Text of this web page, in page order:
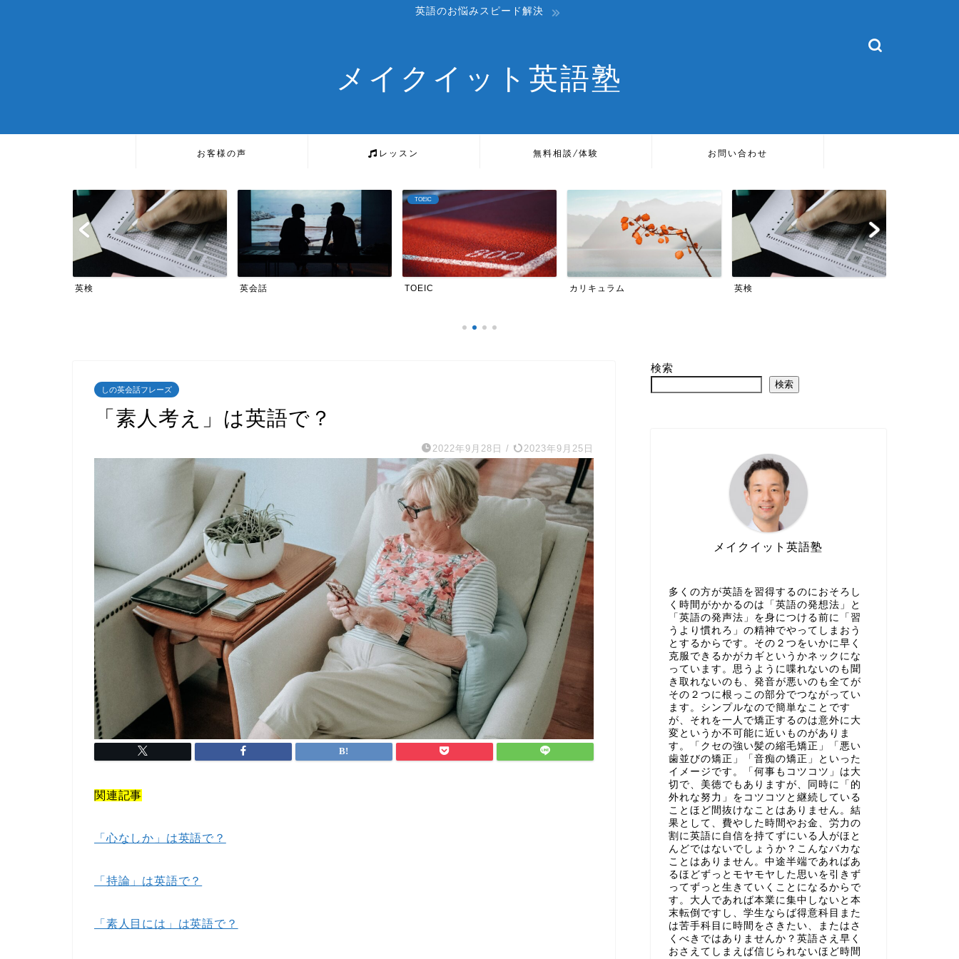
英語のお悩みスピード解決
メイクイット英語塾
お客様の声 レッスン 無料相談/体験 お問い合わせ
英会話 TOEIC カリキュラム 英検 英会話
しの英会話フレーズ
「素人考え」は英語で？
2022年9月28日 / 2023年9月25日
関連記事
「心なしか」は英語で？
「持論」は英語で？
「素人目には」は英語で？
検索
検索
メイクイット英語塾
多くの方が英語を習得するのにおそろし
く時間がかかるのは「英語の発想法」と
「英語の発声法」を身につける前に「習
うより慣れろ」の精神でやってしまおう
とするからです。その２つをいかに早く
克服できるかがカギというかネックにな
っています。思うように喋れないのも聞
き取れないのも、発音が悪いのも全てが
その２つに根っこの部分でつながってい
ます。シンプルなので簡単なことです
が、それを一人で矯正するのは意外に大
変というか不可能に近いものがありま
す。「クセの強い髪の縮毛矯正」「悪い
歯並びの矯正」「音痴の矯正」といった
イメージです。「何事もコツコツ」は大
切で、美徳でもありますが、同時に「的
外れな努力」をコツコツと継続している
ことほど間抜けなことはありません。結
果として、費やした時間やお金、労力の
割に英語に自信を持てずにいる人がほと
んどではないでしょうか？こんなバカな
ことはありません。中途半端であればあ
るほどずっとモヤモヤした思いを引きず
ってずっと生きていくことになるからで
す。大人であれば本業に集中しないと本
末転倒ですし、学生ならば得意科目また
は苦手科目に時間をさきたい、またはさ
くべきではありませんか？英語さえ早く
おさえてしまえば信じられないほど時間